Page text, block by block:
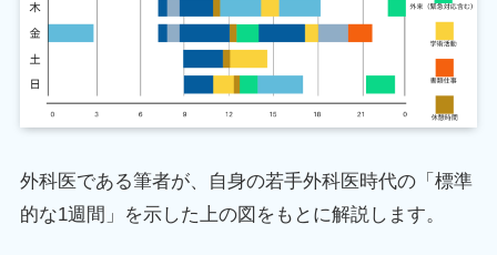
外科医である筆者が、自身の若手外科医時代の「標準
的な1週間」を示した上の図をもとに解説します。